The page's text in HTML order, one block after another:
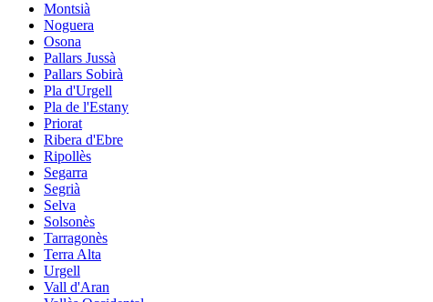
Montsià
Noguera
Osona
Pallars Jussà
Pallars Sobirà
Pla d'Urgell
Pla de l'Estany
Priorat
Ribera d'Ebre
Ripollès
Segarra
Segrià
Selva
Solsonès
Tarragonès
Terra Alta
Urgell
Vall d'Aran